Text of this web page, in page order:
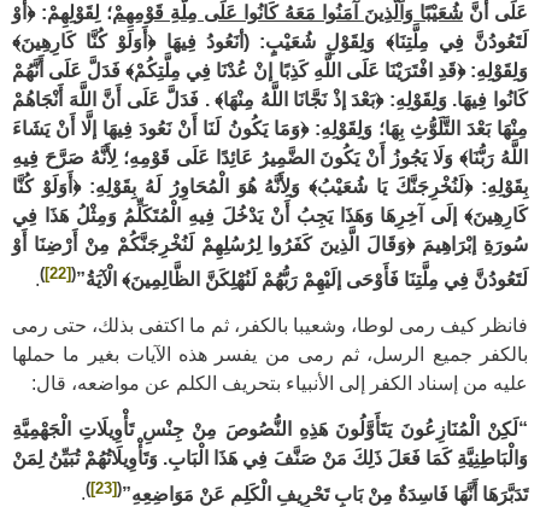
عَلَى أَنَّ شُعَيْبًا وَاَلَّذِينَ آمَنُوا مَعَهُ كَانُوا عَلَى مِلَّةِ قَوْمِهِمْ؛ لِقَوْلِهِمْ: ﴿أَوْ
لَتَعُودُنَّ فِي مِلَّتِنَا﴾ وَلِقَوْلِ شُعَيْبٍ: (أنَعُودُ فِيهَا ﴿أَوَلَوْ كُنَّا كَارِهِينَ﴾
وَلِقَوْلِهِ: ﴿قَدِ افْتَرَيْنَا عَلَى اللَّهِ كَذِبًا إنْ عُدْنَا فِي مِلَّتِكُمْ﴾ فَدَلَّ عَلَى أَنَّهُمْ
كَانُوا فِيهَا. وَلِقَوْلِهِ: ﴿بَعْدَ إذْ نَجَّانَا اللَّهُ مِنْهَا﴾ . فَدَلَّ عَلَى أَنَّ اللَّهَ أَنْجَاهُمْ
مِنْهَا بَعْدَ التَّلَوُّثِ بِهَا؛ وَلِقَوْلِهِ: ﴿وَمَا يَكُونُ لَنَا أَنْ نَعُودَ فِيهَا إلَّا أَنْ يَشَاءَ
اللَّهُ رَبُّنَا﴾ وَلَا يَجُوزُ أَنْ يَكُونَ الضَّمِيرُ عَائِدًا عَلَى قَوْمِهِ؛ لِأَنَّهُ صَرَّحَ فِيهِ
بِقَوْلِهِ: ﴿لَنُخْرِجَنَّكَ يَا شُعَيْبُ﴾ وَلِأَنَّهُ هُوَ الْمُحَاوِرُ لَهُ بِقَوْلِهِ: ﴿أَوَلَوْ كُنَّا
كَارِهِينَ﴾ إلَى آخِرِهَا وَهَذَا يَجِبُ أَنْ يَدْخُلَ فِيهِ الْمُتَكَلِّمُ وَمِثْلُ هَذَا فِي
سُورَةِ إبْرَاهِيمَ ﴿وَقَالَ الَّذِينَ كَفَرُوا لِرُسُلِهِمْ لَنُخْرِجَنَّكُمْ مِنْ أَرْضِنَا أَوْ
لَتَعُودُنَّ فِي مِلَّتِنَا فَأَوْحَى إلَيْهِمْ رَبُّهُمْ لَنُهْلِكَنَّ الظَّالِمِينَ﴾ الْآيَةُ”(
[22]
)
.
فانظر كيف رمى لوطا، وشعيبا بالكفر، ثم ما اكتفى بذلك، حتى رمى
بالكفر جميع الرسل، ثم رمى من يفسر هذه الآيات بغير ما حملها
عليه من إسناد الكفر إلى الأنبياء بتحريف الكلم عن مواضعه، قال:
“لَكِنْ الْمُنَازِعُونَ يَتَأَوَّلُونَ هَذِهِ النُّصُوصَ مِنْ جِنْسِ تَأْوِيلَاتِ الْجَهْمِيَّةِ
وَالْبَاطِنِيَّةِ كَمَا فَعَلَ ذَلِكَ مَنْ صَنَّفَ فِي هَذَا الْبَابِ. وَتَأْوِيلَاتُهُمْ تُبَيِّنُ لِمَنْ
تَدَبَّرَهَا أَنَّهَا فَاسِدَةٌ مِنْ بَابِ تَحْرِيفِ الْكَلِمِ عَنْ مَوَاضِعِهِ”(
[23]
)
.